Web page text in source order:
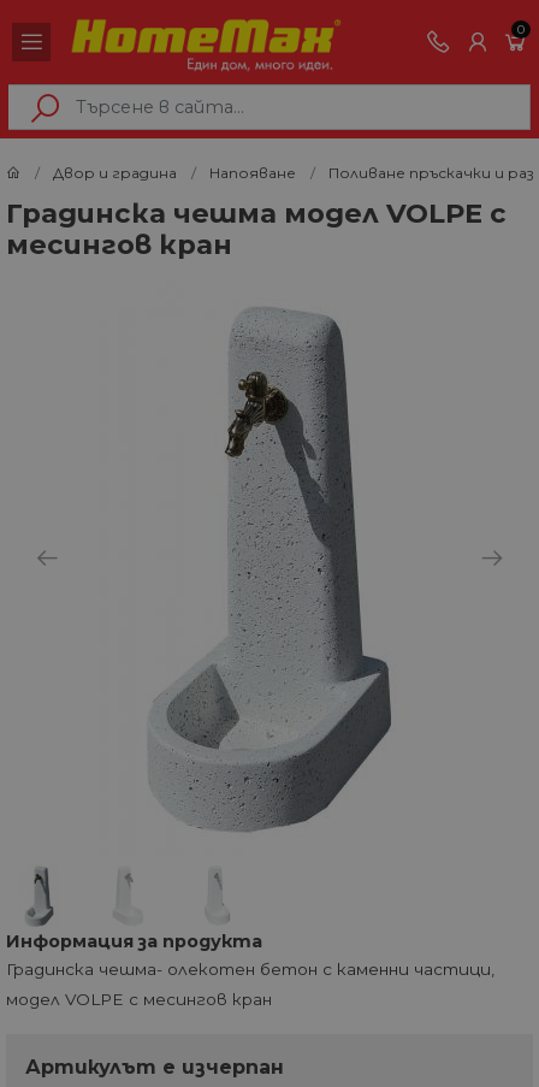
0
Двор и градина Напояване Поливане пръскачки и
Градинска чешма модел VOLPE с
месингов кран
Информация за продукта
Градинска чешма- олекотен бетон с каменни частици,
модел VOLPE с месингов кран
Артикулът е изчерпан